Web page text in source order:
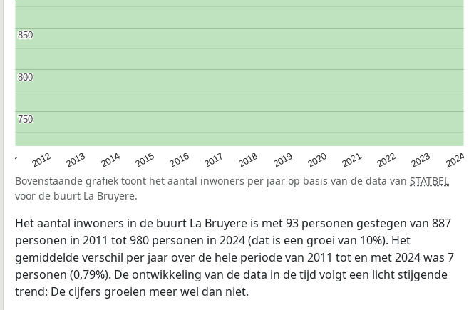
2012 2013 2014 2015 2016 2017 2018 2019 2020 2021 2022 2023 2024
750
750
800
800
850
850
Bovenstaande grafiek toont het aantal inwoners per jaar op basis van de data van STATBEL
voor de buurt La Bruyere.
Het aantal inwoners in de buurt La Bruyere is met 93 personen gestegen van 887
personen in 2011 tot 980 personen in 2024 (dat is een groei van 10%). Het
gemiddelde verschil per jaar over de hele periode van 2011 tot en met 2024 was 7
personen (0,79%). De ontwikkeling van de data in de tijd volgt een licht stijgende
trend: De cijfers groeien meer wel dan niet.